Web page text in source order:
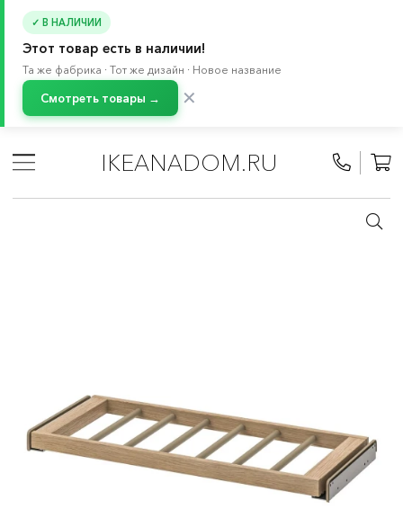
✓ В НАЛИЧИИ
Этот товар есть в наличии!
Та же фабрика · Тот же дизайн · Новое название
Смотреть товары → ✕
IKEANADOM.RU
Системы для хранения
ПАКС система
/
Полки, ящики, вставки, петли для ПАКС